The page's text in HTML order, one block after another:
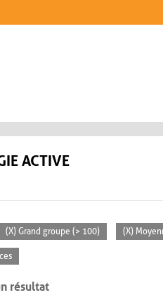
ACTIVE
(X) Grand groupe (> 100) (X)
résultat